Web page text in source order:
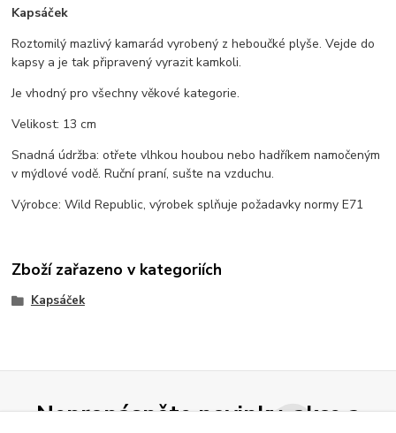
Kapsáček
Roztomilý mazlivý kamarád vyrobený z heboučké plyše. Vejde do
kapsy a je tak připravený vyrazit kamkoli.
Je vhodný pro všechny věkové kategorie.
Velikost: 13 cm
Snadná údržba: otřete vlhkou houbou nebo hadříkem namočeným
v mýdlové vodě. Ruční praní, sušte na vzduchu.
Výrobce: Wild Republic, výrobek splňuje požadavky normy E71
Zboží zařazeno v kategoriích
Kapsáček
Nepropásněte novinky, akce a